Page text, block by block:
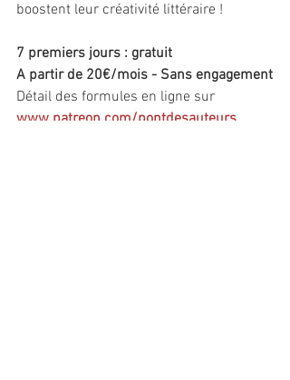
boostent leur créativité littéraire !
7 premiers jours : gratuit
A partir de 20€/mois - Sans engagement
Détail des formules en ligne sur
www.patreon.com/pontdesauteurs